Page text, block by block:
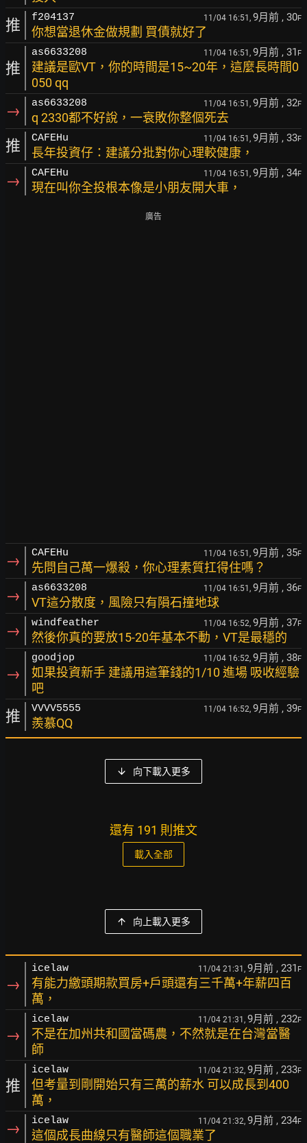
推 f204137 11/04 16:51, 9月前 , 30F
你想當退休金做規劃 買債就好了
推
as6633208 11/04 16:51, 9月前 , 31 F
建議是歐VT，你的時間是15~20年，這麼長時間0
050 qq
→ as6633208 11/04 16:51, 9月前 , 32F
q 2330都不好說，一衰敗你整個死去
推 CAFEHu 11/04 16:51, 9月前 , 33F
長年投資仔：建議分批對你心理較健康，
→ CAFEHu 11/04 16:51, 9月前 , 34F
現在叫你全投根本像是小朋友開大車，
廣告
→ CAFEHu 11/04 16:51, 9月前 , 35F
先問自己萬一爆殺，你心理素質扛得住嗎？
→ as6633208 11/04 16:51, 9月前 , 36F
VT這分散度，風險只有隕石撞地球
→ windfeather 11/04 16:52, 9月前 , 37F
然後你真的要放15-20年基本不動，VT是最穩的
→
goodjop 11/04 16:52, 9月前 , 38F
如果投資新手 建議用這筆錢的1/10 進場 吸收經驗
吧
推 VVVV5555 11/04 16:52, 9月前 , 39F
羨慕QQ
向下載入更多
還有 191 則推文
載入全部
向上載入更多
→
icelaw 11/04 21:31, 9月前 , 231 F
有能力繳頭期款買房+戶頭還有三千萬+年薪四百
萬，
→
icelaw 11/04 21:31, 9月前 , 232F
不是在加州共和國當碼農，不然就是在台灣當醫
師
推
icelaw 11/04 21:32, 9月前 , 233F
但考量到剛開始只有三萬的薪水 可以成長到400
萬，
→ icelaw 11/04 21:32, 9月前 , 234F
這個成長曲線只有醫師這個職業了